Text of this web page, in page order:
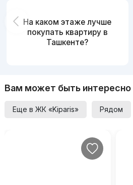
На каком этаже лучше
покупать квартиру в
Ташкенте?
Вам может быть интересно
Еще в ЖК «Kiparis» Рядом